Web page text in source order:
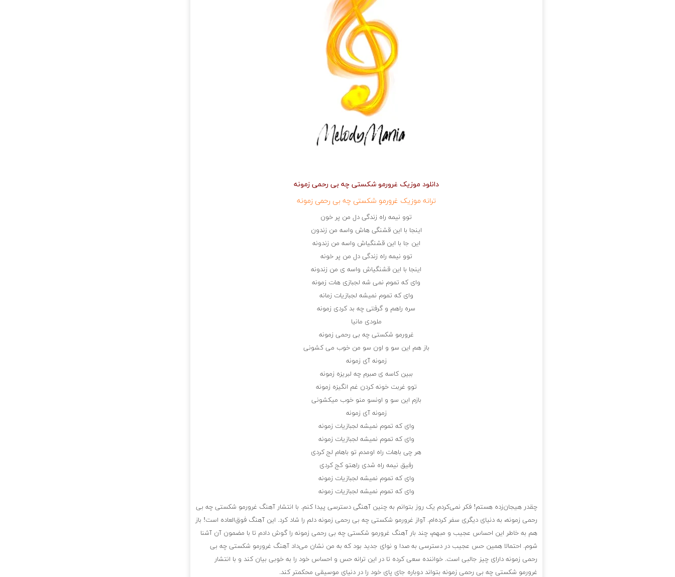
دانلود موزیک غرورمو شکستی چه بی رحمی زمونه
ترانه موزیک غرورمو شکستی چه بی رحمی زمونه
توو نیمه راه زندگی دل من پر خون
اینجا با این قشنگی هاش واسه من زندون
این جا با این قشنگیاش واسه من زندونه
توو نیمه راه زندگی دل من پر خونه
اینجا با این قشنگیاش واسه ی من زندونه
وای که تموم نمی شه لجبازی هات زمونه
وای که تموم نمیشه لجبازیات زمانه
سره راهم و گرفتی چه بد کردی زمونه
ملودی مانیا
غرورمو شکستی چه بی رحمی زمونه
باز هم این سو و اون سو من خوب می کشونی
زمونه آی زمونه
ببین کاسه ی صبرم چه لبریزه زمونه
توو غربت خونه کردن غم انگیزه زمونه
بازم این سو و اونسو منو خوب میکشونی
زمونه آی زمونه
وای که تموم نمیشه لجبازیات زمونه
وای که تموم نمیشه لجبازیات زمونه
هر چی باهات راه اومدم تو باهام لج کردی
رفیق نیمه راه شدی راهتو کج کردی
وای که تموم نمیشه لجبازیات زمونه
وای که تموم نمیشه لجبازیات زمونه
چقدر هیجان‌زده هستم! فکر نمی‌کردم یک روز بتوانم به چنین آهنگی دسترسی پیدا کنم. با انتشار آهنگ غرورمو شکستی چه بی
رحمی زمونه، به دنیای دیگری سفر کرده‌ام. آواز غرورمو شکستی چه بی رحمی زمونه دلم را شاد کرد. این آهنگ فوق‌العاده است! باز
هم به خاطر این احساس عجیب و مبهم، چند بار آهنگ غرورمو شکستی چه بی رحمی زمونه را گوش دادم تا با مضمون آن آشنا
شوم. احتمالا همین حس عجیب در دسترسی به صدا و نوای جدید بود که به من نشان می‌داد آهنگ غرورمو شکستی چه بی
رحمی زمونه دارای چیز جالبی است. خواننده سعی کرده تا در این ترانه حس و احساس خود را به خوبی بیان کند و با انتشار
غرورمو شکستی چه بی رحمی زمونه بتواند دوباره جای پای خود را در دنیای موسیقی محکمتر کند.